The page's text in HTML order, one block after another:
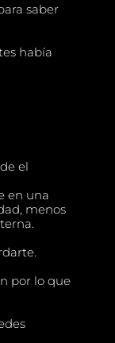
saber
había
el
en una
menos
por lo que